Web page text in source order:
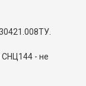
СНЦ144 - не